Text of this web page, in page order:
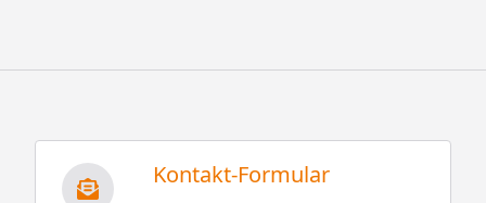
Kontakt-Formular